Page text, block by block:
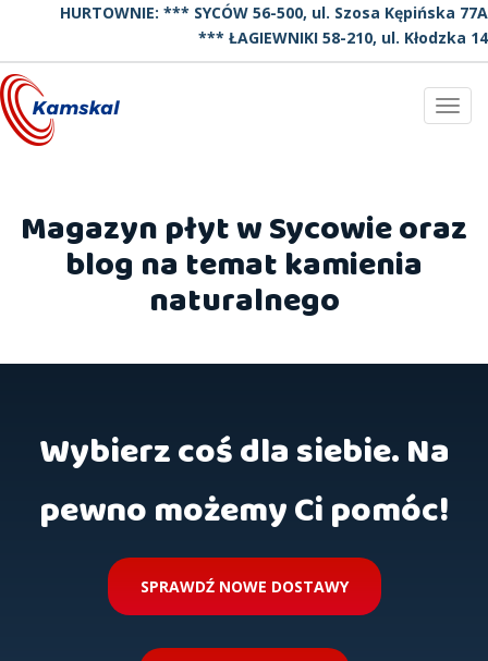
HURTOWNIE: *** SYCÓW 56-500, ul. Szosa Kępińska 77A
*** ŁAGIEWNIKI 58-210, ul. Kłodzka 14
Magazyn płyt w Sycowie oraz
blog na temat kamienia
naturalnego
Wybierz coś dla siebie. Na
pewno możemy Ci pomóc!
SPRAWDŹ NOWE DOSTAWY